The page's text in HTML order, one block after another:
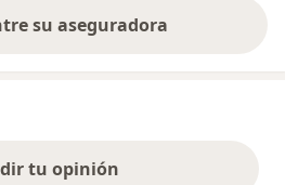
su aseguradora
tu opinión